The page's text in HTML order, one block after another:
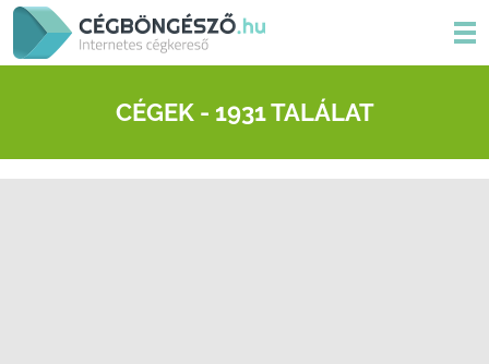
CÉGEK - 1931 TALÁLAT